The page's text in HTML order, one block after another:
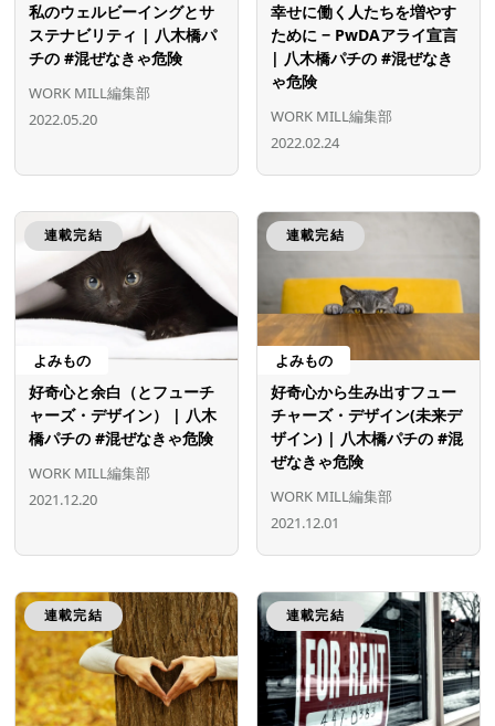
私のウェルビーイングとサ
ステナビリティ | 八木橋パ
チの #混ぜなきゃ危険
WORK MILL編集部
2022.05.20
幸せに働く人たちを増やす
ために − PwDAアライ宣言
| 八木橋パチの #混ぜなき
ゃ危険
WORK MILL編集部
2022.02.24
連載完結
よみもの
好奇心と余白（とフューチ
ャーズ・デザイン） | 八木
橋パチの #混ぜなきゃ危険
WORK MILL編集部
2021.12.20
連載完結
よみもの
好奇心から生み出すフュー
チャーズ・デザイン(未来デ
ザイン) | 八木橋パチの #混
ぜなきゃ危険
WORK MILL編集部
2021.12.01
連載完結 連載完結